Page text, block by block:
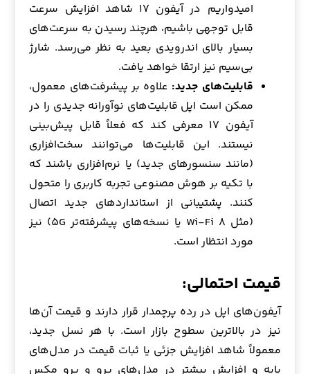
امیدواریم در آیفون ۱۷ شاهد افزایش سرعت
قابل توجهی باشیم، هرچند رسیدن به سرعت‌های
بسیار بالای اندرویدی بعید به نظر می‌رسد. شارژ
بی‌سیم نیز ارتقا خواهد یافت.
قابلیت‌های جدید: علاوه بر پیشرفت‌های معمول،
ممکن است اپل قابلیت‌های نوآورانه جدیدی را در
آیفون ۱۷ معرفی کند که فعلاً قابل پیش‌بینی
نیستند. این قابلیت‌ها می‌توانند سخت‌افزاری
(مانند سنسورهای جدید) یا نرم‌افزاری باشند که
با تکیه بر هوش مصنوعی تجربه کاربری را متحول
کنند. پشتیبانی از استانداردهای جدید اتصال
(مثل Wi-Fi ۸ یا نسخه‌های پیشرفته‌تر ۵G) نیز
مورد انتظار است.
قیمت احتمالی:
آیفون‌های اپل در رده پرچمدار قرار دارند و قیمت آن‌ها
نیز در بالاترین سطوح بازار است. با هر نسل جدید،
معمولاً شاهد افزایش جزئی یا ثبات قیمت در مدل‌های
پایه و افزایش بیشتر در مدل‌های پرو و پرو مکس